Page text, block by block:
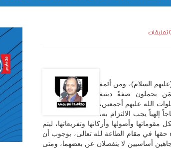
السلام)، ومن أئمة
يحملون صفةً دينية
الله عليهم أجمعين،
إلهياً يجب الالتزام به،
وأصولها وأركانها وتفريعاتها، ليتم
حقها في مقام الطاعة لله تعالى، بوجوب أن
أساسيين لا ينفصلان عن بعضهما، ومتى